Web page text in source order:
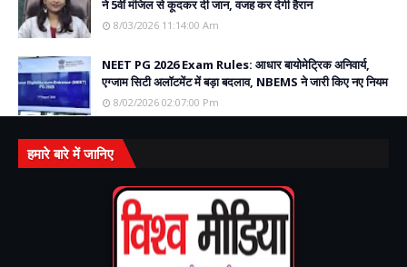
ने 5वीं मंजिल से कूदकर दी जान, वजह कर देगी हैरान
8/03/2026 11:14:00 Am
NEET PG 2026 Exam Rules: आधार बायोमेट्रिक अनिवार्य,
एग्जाम सिटी अलॉटमेंट में बड़ा बदलाव, NBEMS ने जारी किए नए नियम
8/02/2026 02:07:00 Pm
हमारे बारे में जानिए